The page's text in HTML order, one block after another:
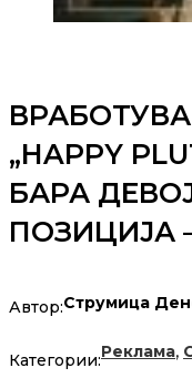
„HAPPY
БАРА
ПОЗИЦИЈА
Автор:Струмица
Категории:Реклама,